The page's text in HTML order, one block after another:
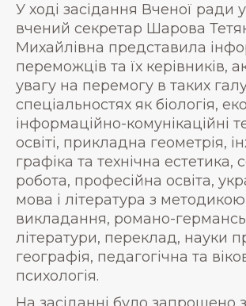
У ході засідання Вченої ради
вчений секретар Шарова
Михайлівна представила
переможців та їх керівників,
увагу на перемогу в таких
спеціальностях як біологія,
інформаційно-комунікаційні
освіті, прикладна геометрія,
графіка та технічна естетика,
робота, професійна освіта,
мова і література з методикою
викладання, романо-
літератури, переклад, науки
географія, педагогічна та
психологія.